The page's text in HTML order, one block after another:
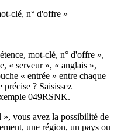
clé, n° d'offre »
mot-clé, n° d'offre »,
« serveur », « anglais »,
« entrée » entre chaque
? Saisissez
049RSNK.
vous avez la possibilité de
une région, un pays ou